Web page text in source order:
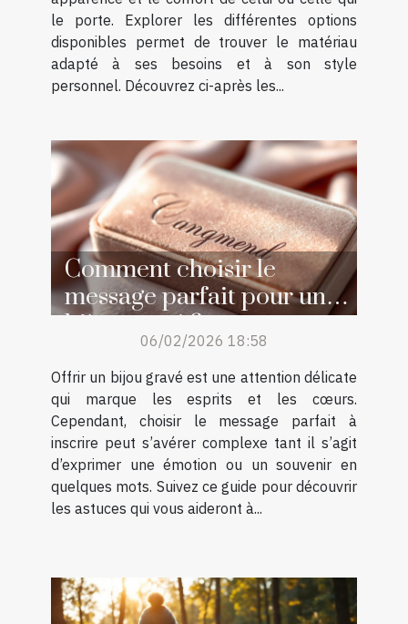
le porte. Explorer les différentes options
disponibles permet de trouver le matériau
adapté à ses besoins et à son style
personnel. Découvrez ci-après les...
Comment choisir le
message parfait pour un
bijou gravé ?
06/02/2026 18:58
Offrir un bijou gravé est une attention délicate
qui marque les esprits et les cœurs.
Cependant, choisir le message parfait à
inscrire peut s’avérer complexe tant il s’agit
d’exprimer une émotion ou un souvenir en
quelques mots. Suivez ce guide pour découvrir
les astuces qui vous aideront à...